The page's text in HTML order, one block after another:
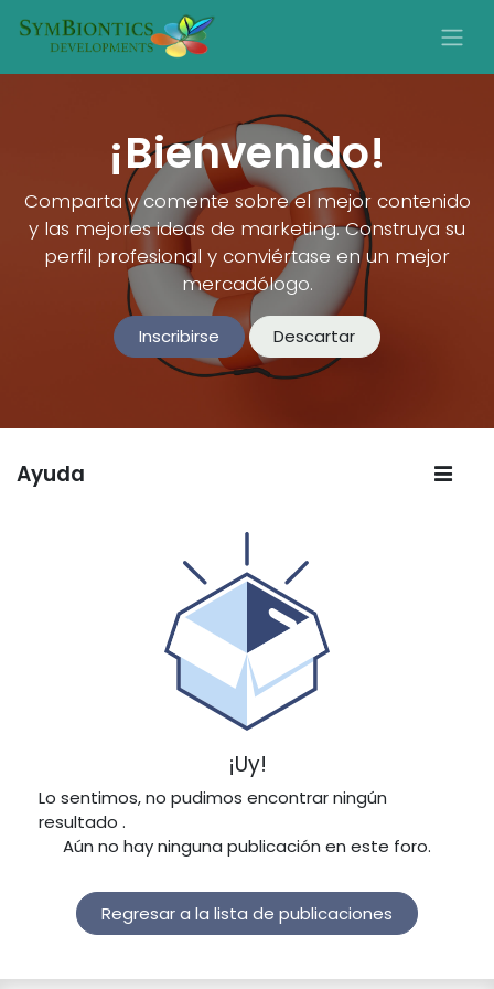
¡Bienvenido!
Comparta y comente sobre el mejor contenido
y las mejores ideas de marketing. Construya su
perfil profesional y conviértase en un mejor
mercadólogo.
Inscribirse Descartar
Ayuda
¡Uy!
Lo sentimos, no pudimos encontrar ningún
resultado .
Aún no hay ninguna publicación en este foro.
Regresar a la lista de publicaciones